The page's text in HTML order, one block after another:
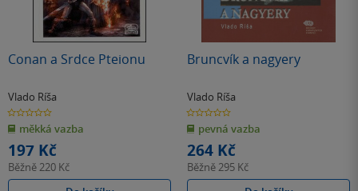
Conan a Srdce Pteionu
Vlado Ríša
0.0
z
5
hvězdiček
měkká vazba
197 Kč
Běžně220 Kč
Bruncvík a nagyery
Vlado Ríša
0.0
z
5
hvězdiček
pevná vazba
264 Kč
Běžně295 Kč